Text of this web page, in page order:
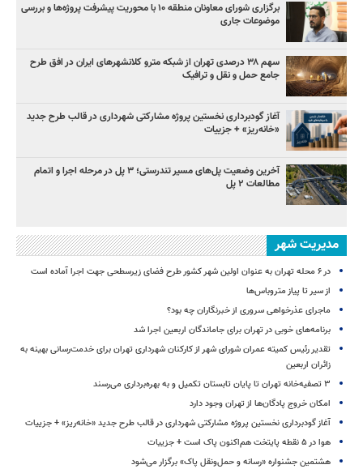
برگزاری شورای معاونان منطقه ۱۰ با محوریت پیشرفت پروژه‌ها و بررسی
موضوعات جاری
سهم ۳۸ درصدی تهران از شبکه مترو کلانشهرهای ایران در افق طرح
جامع حمل و نقل و ترافیک
آغاز گودبرداری نخستین پروژه مشارکتی شهرداری در قالب طرح جدید
«خانه‌ریز» + جزییات
آخرین وضعیت پل‌های مسیر تندرستی؛ ۳ پل در مرحله اجرا و اتمام
مطالعات ۲ پل
مدیریت شهر
در ۶ محله تهران به عنوان اولین شهر کشور طرح فضای زیرسطحی جهت اجرا آماده است
از سیر تا پیاز متروباس‌ها
ماجرای عذرخواهی سروری از خبرنگاران چه بود؟
برنامه‌های خوبی در تهران برای جاماندگان اربعین اجرا شد
تقدیر رئیس کمیته عمران شورای شهر از کارکنان شهرداری تهران برای خدمت‌رسانی بهینه به
زائران اربعین
۳ ﺗﺼﻔﻴﻪ‌ﺧﺎﻧﻪ‌ تهران تا پایان تابستان تکمیل و به بهره‌برداری می‌رسند
امکان خروج پادگان‌ها از تهران وجود دارد
آغاز گودبرداری نخستین پروژه مشارکتی شهرداری در قالب طرح جدید «خانه‌ریز» + جزییات
هوا در ۵ نقطه پایتخت هم‌اکنون پاک است + جزییات
هشتمین جشنواره «رسانه و حمل‌ونقل پاک» برگزار می‌شود